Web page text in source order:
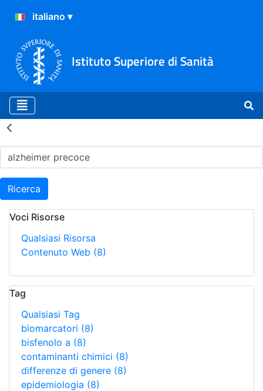
Istituto Superiore di Sanità
Risultati della Ricerca -
Ricerca
Voci Risorse
Qualsiasi Risorsa
Contenuto Web (8)
Tag
Qualsiasi Tag
biomarcatori (8)
bisfenolo a (8)
contaminanti chimici (8)
differenze di genere (8)
epidemiologia (8)